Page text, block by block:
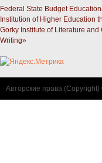
Federal State Budget
Institution of Higher Education
Gorky Institute of Literature and
Writing»
Авторские права